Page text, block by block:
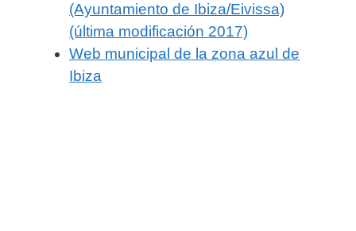
(Ayuntamiento de Ibiza/Eivissa)
(última modificación 2017)
Web municipal de la zona azul de
Ibiza